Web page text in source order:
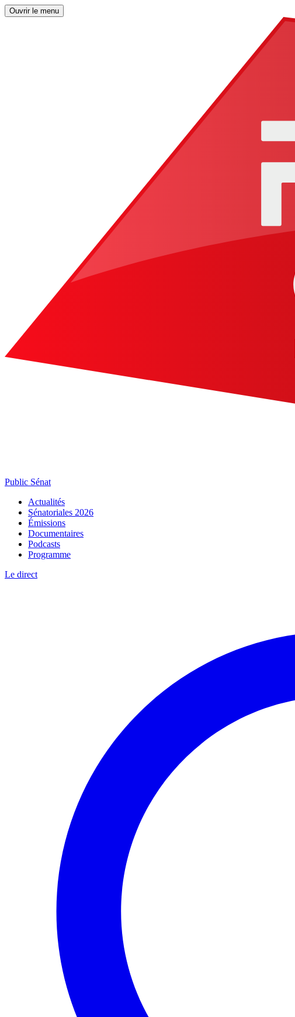
Ouvrir le menu
Public Sénat
Actualités
Sénatoriales 2026
Émissions
Documentaires
Podcasts
Programme
Le direct